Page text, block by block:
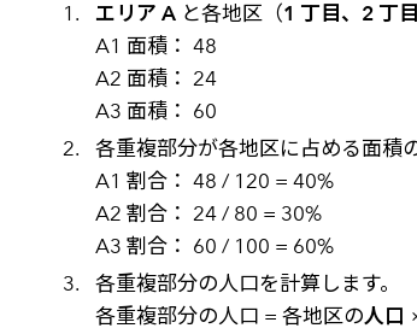
エリア A と各地区（1 丁目、2 丁
A1 面積： 48
A2 面積： 24
A3 面積： 60
各重複部分が各地区に占める面積
A1 割合： 48 / 120 = 40%
A2 割合： 24 / 80 = 30%
A3 割合： 60 / 100 = 60%
各重複部分の人口を計算します。
各重複部分の人口 = 各地区の人口